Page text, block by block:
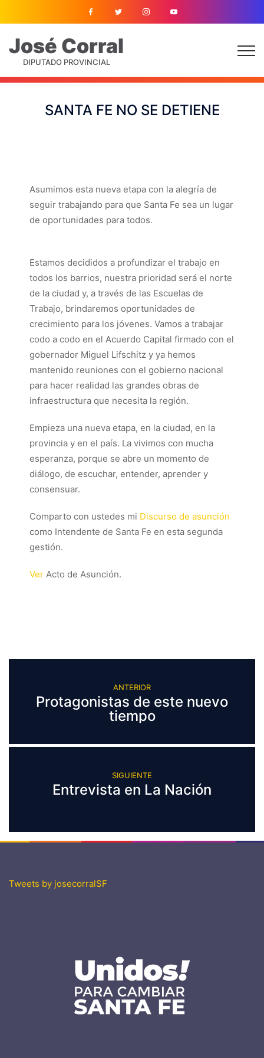
José Corral
DIPUTADO PROVINCIAL
SANTA FE NO SE DETIENE
Asumimos esta nueva etapa con la alegría de
seguir trabajando para que Santa Fe sea un lugar
de oportunidades para todos.
Estamos decididos a profundizar el trabajo en
todos los barrios, nuestra prioridad será el norte
de la ciudad y, a través de las Escuelas de
Trabajo, brindaremos oportunidades de
crecimiento para los jóvenes. Vamos a trabajar
codo a codo en el Acuerdo Capital firmado con el
gobernador Miguel Lifschitz y ya hemos
mantenido reuniones con el gobierno nacional
para hacer realidad las grandes obras de
infraestructura que necesita la región.
Empieza una nueva etapa, en la ciudad, en la
provincia y en el país. La vivimos con mucha
esperanza, porque se abre un momento de
diálogo, de escuchar, entender, aprender y
consensuar.
Comparto con ustedes mi Discurso de asunción
como Intendente de Santa Fe en esta segunda
gestión.
Ver Acto de Asunción.
ANTERIOR
Protagonistas de este nuevo
tiempo
SIGUIENTE
Entrevista en La Nación
Tweets by josecorralSF